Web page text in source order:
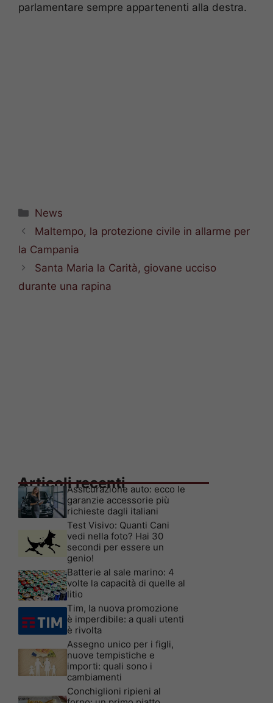
parlamentare sempre appartenenti alla destra.
Categorie
News
Maltempo, la protezione civile in allarme per
la Campania
Santa Maria la Carità, giovane ucciso
durante una rapina
Articoli recenti
Assicurazione auto: ecco le
garanzie accessorie più
richieste dagli italiani
Test Visivo: Quanti Cani
vedi nella foto? Hai 30
secondi per essere un
genio!
Batterie al sale marino: 4
volte la capacità di quelle al
litio
Tim, la nuova promozione
è imperdibile: a quali utenti
è rivolta
Assegno unico per i figli,
nuove tempistiche e
importi: quali sono i
cambiamenti
Conchiglioni ripieni al